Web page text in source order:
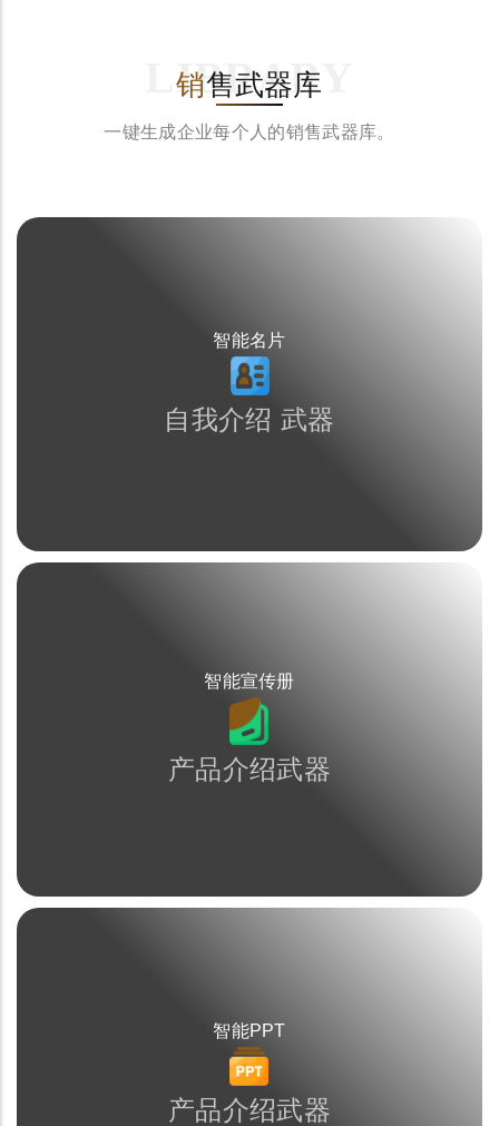
LIBRARY
销售武器库
一键生成企业每个人的销售武器库。
智能名片
自我介绍 武器
智能宣传册
产品介绍武器
智能PPT
产品介绍武器